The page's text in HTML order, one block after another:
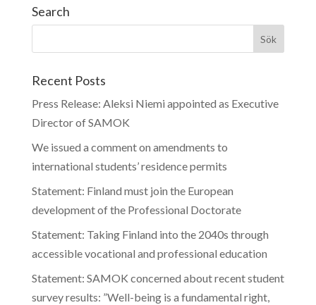
Search
Recent Posts
Press Release: Aleksi Niemi appointed as Executive
Director of SAMOK
We issued a comment on amendments to
international students’ residence permits
Statement: Finland must join the European
development of the Professional Doctorate
Statement: Taking Finland into the 2040s through
accessible vocational and professional education
Statement: SAMOK concerned about recent student
survey results: ”Well-being is a fundamental right,